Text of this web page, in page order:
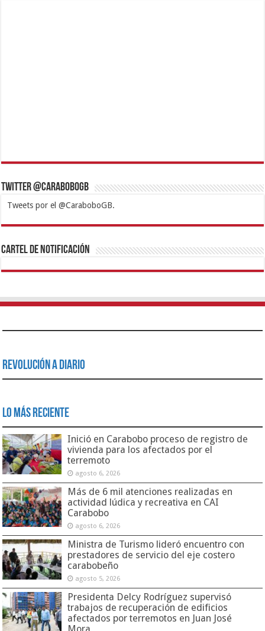
Twitter @CaraboboGB
Tweets por el @CaraboboGB.
1xbetBetturkeyBetistKralbetSupertotobetTipobetMatadorbetMariobet
https://mvbcasino.com/
Cartel de Notificación
Revolución a Diario
Lo Más Reciente
Inició en Carabobo proceso de registro de
vivienda para los afectados por el
terremoto
agosto 6, 2026
Más de 6 mil atenciones realizadas en
actividad lúdica y recreativa en CAI
Carabobo
agosto 6, 2026
Ministra de Turismo lideró encuentro con
prestadores de servicio del eje costero
carabobeño
agosto 5, 2026
Presidenta Delcy Rodríguez supervisó
trabajos de recuperación de edificios
afectados por terremotos en Juan José